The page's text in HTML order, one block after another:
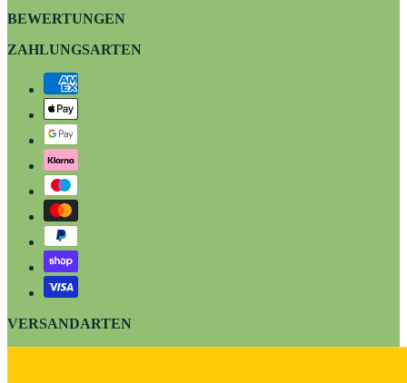
BEWERTUNGEN
ZAHLUNGSARTEN
VERSANDARTEN